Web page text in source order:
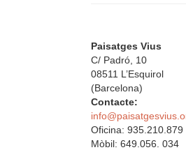
Paisatges Vius
C/ Padró, 10
08511 L’Esquirol
(Barcelona)
Contacte:
Oficina: 935.210.879
Mòbil: 649.056. 034